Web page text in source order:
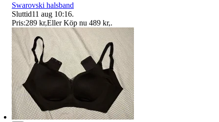
Swarovski halsband
Sluttid11 aug 10:16.
Pris:289 kr,Eller Köp nu 489 kr,.